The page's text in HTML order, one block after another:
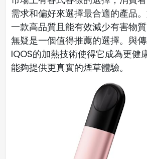
需求和偏好來選擇最合適的產品
一款高品質且能有效減少有害物
無疑是一個值得推薦的選擇。與
IQOS的加熱技術使得它成為更健
能夠提供更真實的煙草體驗。